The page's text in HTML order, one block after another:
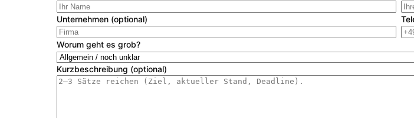
Unternehmen (optional)
Worum geht es grob?
Kurzbeschreibung (optional)